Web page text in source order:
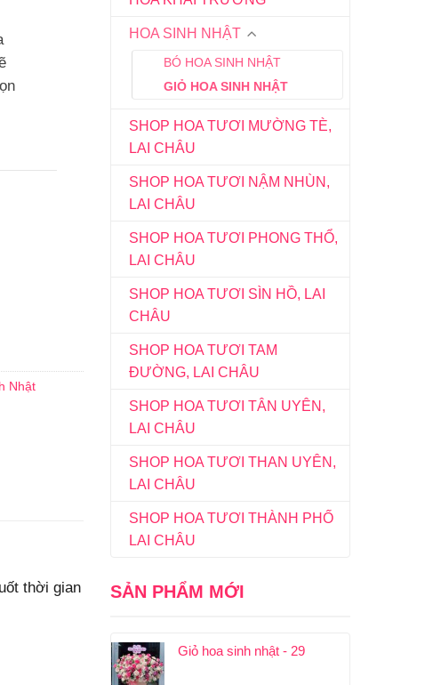
HOA SINH NHẬT
BÓ HOA SINH NHẬT
GIỎ HOA SINH NHẬT
SHOP HOA TƯƠI MƯỜNG TÈ,
LAI CHÂU
SHOP HOA TƯƠI NẬM NHÙN,
LAI CHÂU
SHOP HOA TƯƠI PHONG THỔ,
LAI CHÂU
SHOP HOA TƯƠI SÌN HỒ, LAI
CHÂU
SHOP HOA TƯƠI TAM
ĐƯỜNG, LAI CHÂU
SHOP HOA TƯƠI TÂN UYÊN,
LAI CHÂU
SHOP HOA TƯƠI THAN UYÊN,
LAI CHÂU
SHOP HOA TƯƠI THÀNH PHỐ
LAI CHÂU
SẢN PHẨM MỚI
Giỏ hoa sinh nhật - 29
Nhật
thời gian